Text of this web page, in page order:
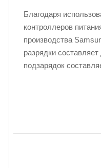
Благодаря
контроллеров
производства
разрядки
подзарядок